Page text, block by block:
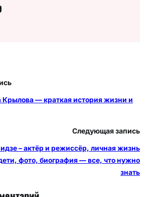
Крылова — краткая история жизни и
Следующая запись
– актёр и режиссёр, личная жизнь
фото, биография — все, что нужно
знать